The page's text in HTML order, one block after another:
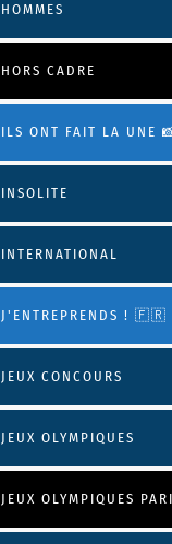
HOMMES
HORS CADRE
ILS ONT FAIT LA UNE
INSOLITE
INTERNATIONAL
J'ENTREPRENDS ! 🇫🇷
JEUX CONCOURS
JEUX OLYMPIQUES
JEUX OLYMPIQUES